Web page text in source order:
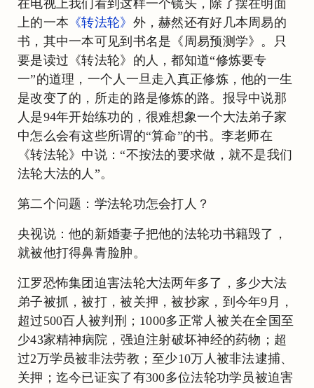
在电视上我们看到这样一个镜头，除了摆在明面
上的一本 《转法轮》 外，赫然还有好几本周易的
书，其中一本可见到书名是《周易预测学》。只
要是读过《转法轮》的人，都知道“修炼要专
一”的道理，一个人一旦走入真正修炼，他的一生
是改变了的，所走的路是修炼的路。报导中说那
人是94年开始练功的，很难想象一个大法弟子家
中怎么会有这些所谓的“算命”的书。李老师在
《转法轮》中说：“不按法的要求做，就不是我们
法轮大法的人”。
第二个问题：学法轮功怎会打人？
央视说：他的新婚妻子把他的法轮功书籍毁了，
就被他打得鼻青脸肿。
江罗恐怖集团迫害法轮大法两年多了，多少大法
弟子被抓，被打，被关押，被抄家，到今年9月，
超过500百人被判刑；1000多正常人被关在全国至
少43家精神病院，强迫注射破坏神经的药物；超
过2万学员被非法劳教；至少10万人被非法逮捕、
关押；迄今已证实了有300多位法轮功学员被迫害